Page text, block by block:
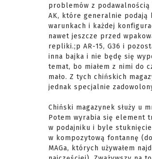
problemów z podawalnością
AK, które generalnie podają
warunkach i każdej
nawet jeszcze przed
repliki.;p AR-15, G36 i
inna bajka i nie będę się
temat, bo miałem z nimi do
mało. Z tych chińskich
jednak specjalnie
Chiński magazynek służy u
Potem wyrabia się element
w podajniku i byle stuknięcie
w kompozytową fontannę
MAGa, których używałem